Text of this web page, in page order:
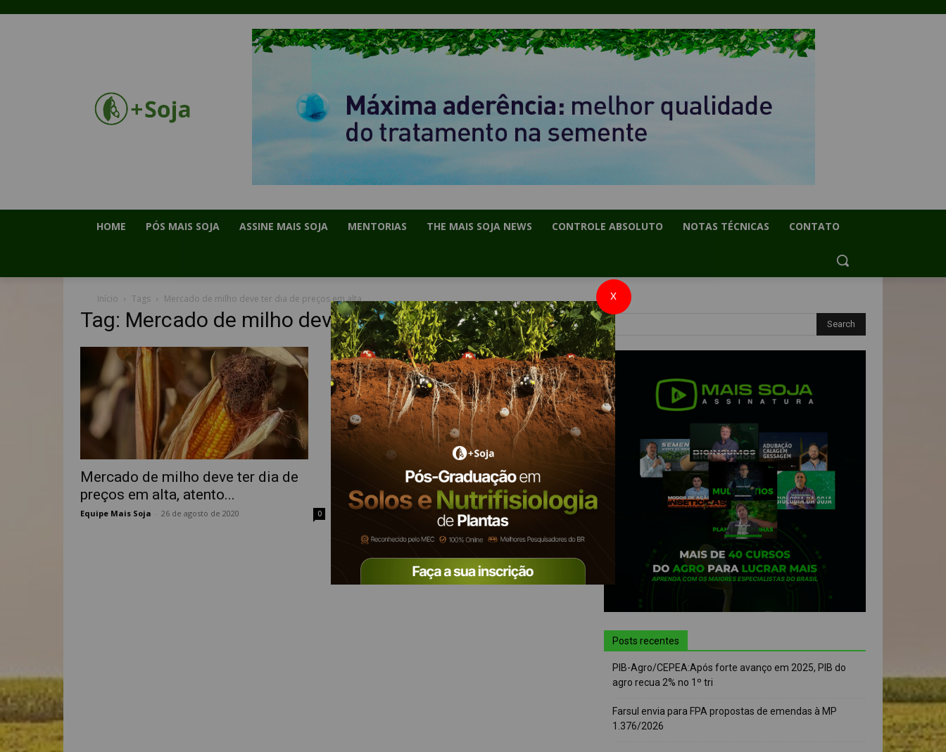
HOME PÓS MAIS SOJA ASSINE MAIS SOJA MENTORIAS THE MAIS SOJA NEWS CONTROLE ABSOLUTO NOTAS TÉCNICAS CONTATO
Início Tags Mercado de milho deve ter dia de preços em alta
Tag: Mercado de milho deve ter dia de preços em alta
Mercado de milho deve ter dia de
preços em alta, atento...
Equipe Mais Soja 26 de agosto de 2020 0
Posts recentes
PIB-Agro/CEPEA:Após forte avanço em 2025, PIB do
agro recua 2% no 1º tri
Farsul envia para FPA propostas de emendas à MP
1.376/2026
X